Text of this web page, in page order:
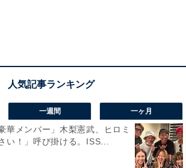
一週間 一ヶ月
華メンバー」木梨憲武、ヒロミ
い！」呼び掛ける。ISS...